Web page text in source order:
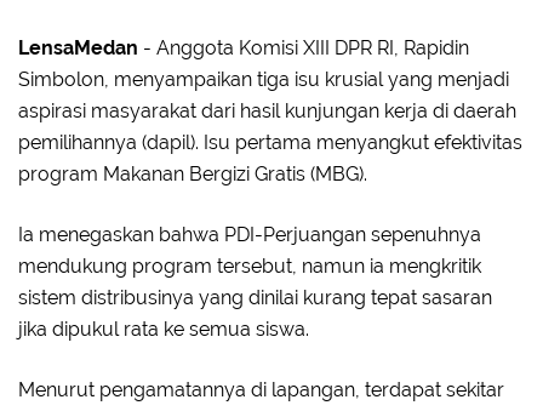
LensaMedan - Anggota Komisi XIII DPR RI, Rapidin
Simbolon, menyampaikan tiga isu krusial yang menjadi
aspirasi masyarakat dari hasil kunjungan kerja di daerah
pemilihannya (dapil). Isu pertama menyangkut efektivitas
program Makanan Bergizi Gratis (MBG).
Ia menegaskan bahwa PDI-Perjuangan sepenuhnya
mendukung program tersebut, namun ia mengkritik
sistem distribusinya yang dinilai kurang tepat sasaran
jika dipukul rata ke semua siswa.
Menurut pengamatannya di lapangan, terdapat sekitar